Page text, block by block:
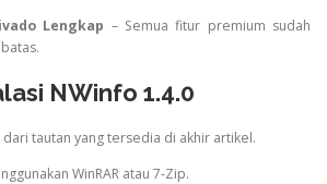
Lengkap – Semua fitur premium sudah
NWinfo 1.4.0
dari tautan yang tersedia di akhir artikel.
WinRAR atau 7-Zip.